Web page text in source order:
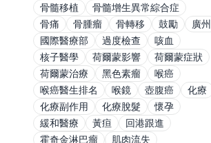
骨髓移植
骨髓增生異常綜合症
骨痛
骨腫瘤 骨轉移 鼓勵
廣州
國際醫療部
過度檢查
咳血
核子醫學
荷爾蒙影響
荷爾蒙症狀
荷爾蒙治療
黑色素瘤
喉癌
喉癌醫生排名
喉鏡 壺腹癌
化療
化療副作用
化療脫髮
懷孕
緩和醫療
黃疸
回港跟進
霍奇金淋巴瘤
肌肉流失